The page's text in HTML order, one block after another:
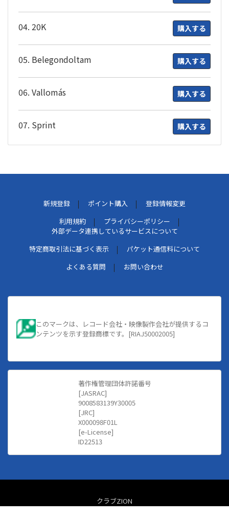
04. 20K 購入する
05. Belegondoltam 購入する
06. Vallomás 購入する
07. Sprint 購入する
新規登録 ポイント購入
登録情報変更
利用規約
プライバシーポリシー
外部データ連携しているサービスについて
特定商取引法に基づく表示
パケット通信料について
よくある質問
お問い合わせ
このマークは、レコード会社・映像製作会社が提供するコ
ンテンツを示す登録商標です。[RIAJ50002005]
著作権管理団体許諾番号
[JASRAC]
9008583139Y30005
[JRC]
X000098F01L
[e-License]
ID22513
クラブZION